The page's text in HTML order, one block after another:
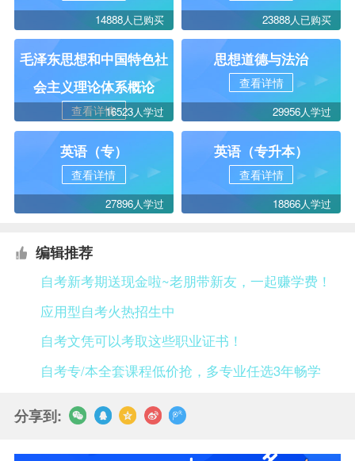
14888人已购买 23888人已购买
毛泽东思想和中国特色社
会主义理论体系概论
查看详情16523人学过
思想道德与法治
查看详情
29956人学过
英语（专）
查看详情
27896人学过
英语（专升本）
查看详情
18866人学过
编辑推荐
自考新考期送现金啦~老朋带新友，一起赚学费！
应用型自考火热招生中
自考文凭可以考取这些职业证书！
自考专/本全套课程低价抢，多专业任选3年畅学
分享到: